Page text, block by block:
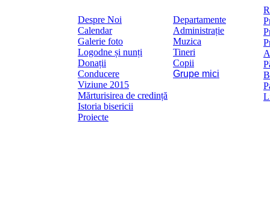
Despre Noi
Calendar
Galerie foto
Logodne și nunți
Donații
Conducere
Viziune 2015
Mărturisirea de credință
Istoria bisericii
Proiecte
Departamente
Administrație
Muzica
Tineri
Copii
Grupe mici